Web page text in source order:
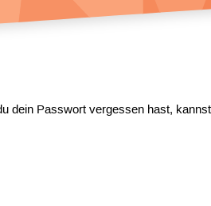
dein Passwort vergessen hast,